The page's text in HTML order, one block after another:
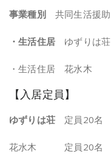
事業種別共同生活援助
・生活住居 ゆずりは荘
・生活住居 花水木
【入居定員】
ゆずりは荘 定員20名
花水木 定員20名